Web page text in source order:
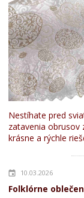
Nestíhate pred
zatavenia obrusov
krásne a rýchle
10.03.2026
Folklórne